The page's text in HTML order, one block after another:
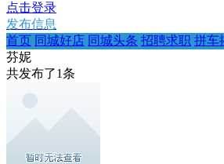
点击登录
发布信息
首页 同城好店 同城头条 招聘求职 拼车
芬妮
共发布了1条